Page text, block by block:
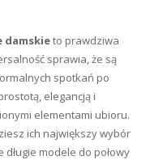
damskieto prawdziwa
sprawia, że są
spotkań po
elegancją i
elementami ubioru.
ich największy wybór
modele do połowy